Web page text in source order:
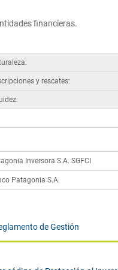
financieras.
y rescates:
Inversora S.A. SGFCI
Patagonia S.A.
de Gestión